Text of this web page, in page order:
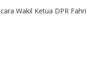
Wakil Ketua DPR Fahri